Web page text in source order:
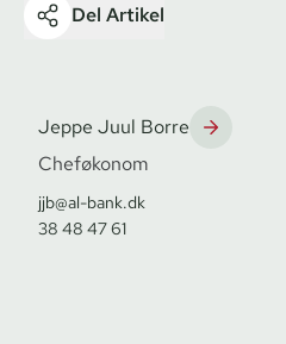
Del Artikel
Jeppe Juul Borre
Cheføkonom
jjb@al-bank.dk
38 48 47 61